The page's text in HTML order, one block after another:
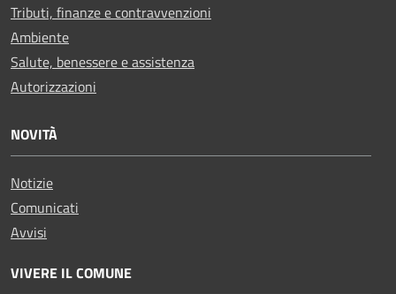
Tributi, finanze e contravvenzioni
Ambiente
Salute, benessere e assistenza
Autorizzazioni
NOVITÀ
Notizie
Comunicati
Avvisi
VIVERE IL COMUNE